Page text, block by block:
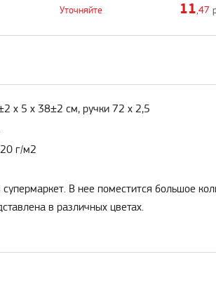
Уточняйте 11,47
х 5 х 38±2 см, ручки 72 х 2,5
г/м2
В нее поместится большое
в различных цветах.